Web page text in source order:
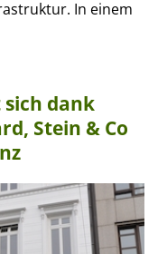
In einem
sich dank
Stein & Co